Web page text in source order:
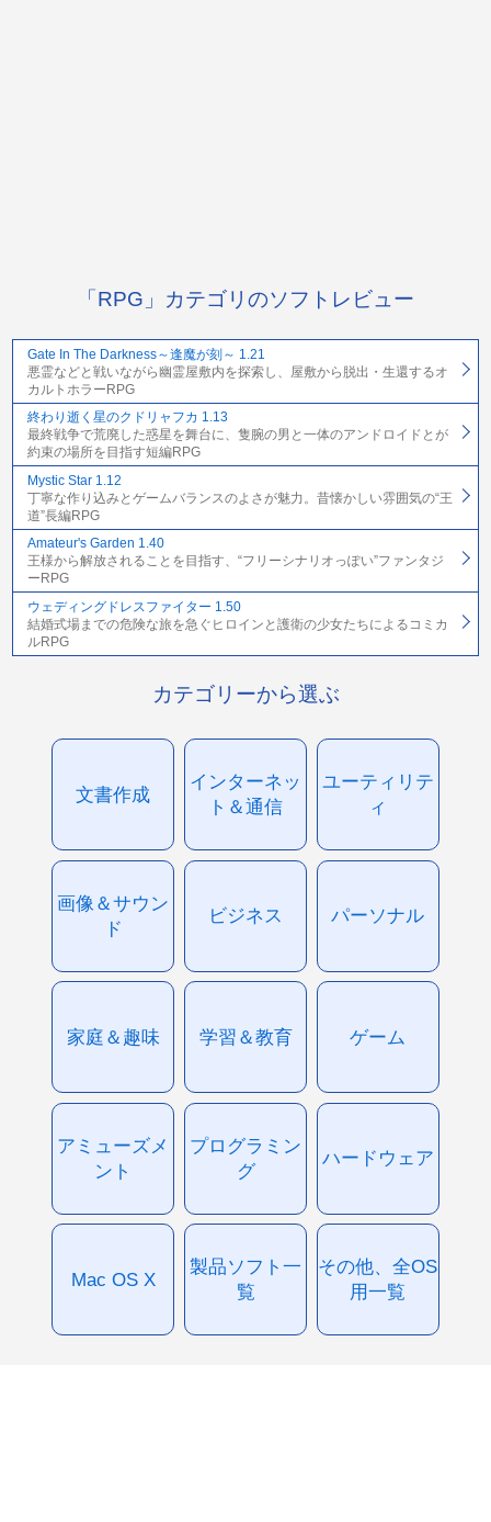
「RPG」カテゴリのソフトレビュー
Gate In The Darkness～逢魔が刻～ 1.21
悪霊などと戦いながら幽霊屋敷内を探索し、屋敷から脱出・生還するオ
カルトホラーRPG
終わり逝く星のクドリャフカ 1.13
最終戦争で荒廃した惑星を舞台に、隻腕の男と一体のアンドロイドとが
約束の場所を目指す短編RPG
Mystic Star 1.12
丁寧な作り込みとゲームバランスのよさが魅力。昔懐かしい雰囲気の“王
道”長編RPG
Amateur's Garden 1.40
王様から解放されることを目指す、“フリーシナリオっぽい”ファンタジ
ーRPG
ウェディングドレスファイター 1.50
結婚式場までの危険な旅を急ぐヒロインと護衛の少女たちによるコミカ
ルRPG
カテゴリーから選ぶ
文書作成
インターネッ
ト＆通信
ユーティリテ
ィ
画像＆サウン
ド
ビジネス パーソナル
家庭＆趣味 学習＆教育 ゲーム
アミューズメ
ント
プログラミン
グ
ハードウェア
Mac OS X
製品ソフト一
覧
その他、全OS
用一覧